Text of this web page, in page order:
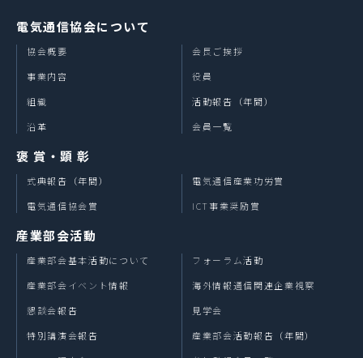
電気通信協会について
協会概要
事業内容
組織
沿革
会長ご挨拶
役員
活動報告（年間）
会員一覧
褒 賞・顕 彰
式典報告（年間）
電気通信協会賞
電気通信産業功労賞
ICT事業奨励賞
産業部会活動
産業部会基本活動について
産業部会イベント情報
懇談会報告
特別講演会報告
フォーラム活動
海外情報通信関連企業視察
見学会
産業部会活動報告（年間）